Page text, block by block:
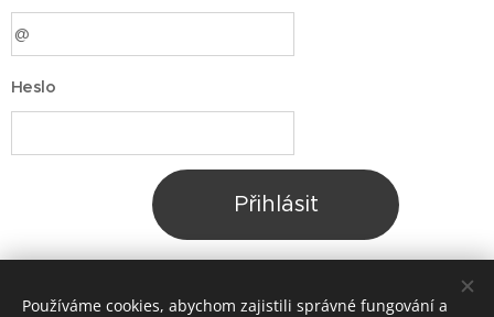
Heslo
Přihlásit
Používáme cookies, abychom zajistili správné fungování a